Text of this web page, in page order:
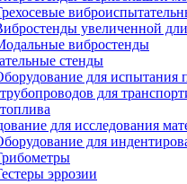
увеличенной
вибростенды
стенды
для испытания
трубопроводов для
топлива
для исследования
для
эррозии